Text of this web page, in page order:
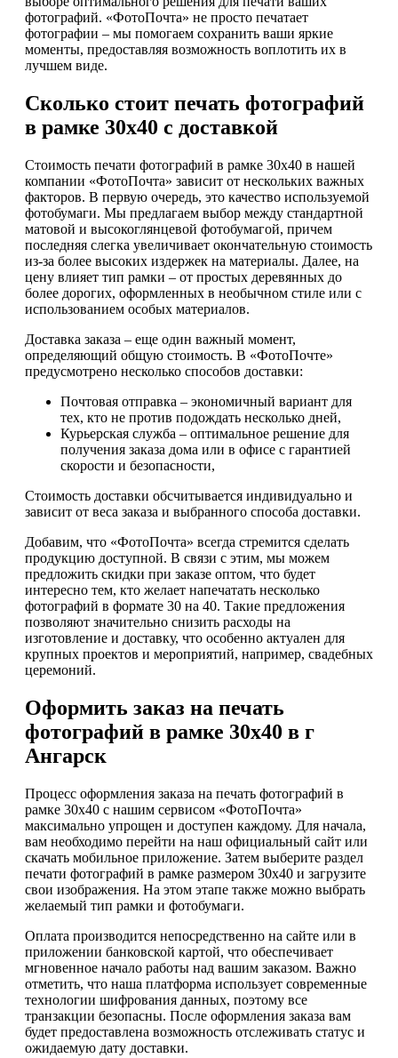
фотографий. «ФотоПочта» не просто печатает
фотографии – мы помогаем сохранить ваши яркие
моменты, предоставляя возможность воплотить их в
лучшем виде.
Сколько стоит печать фотографий
в рамке 30х40 с доставкой
Стоимость печати фотографий в рамке 30х40 в нашей
компании «ФотоПочта» зависит от нескольких важных
факторов. В первую очередь, это качество используемой
фотобумаги. Мы предлагаем выбор между стандартной
матовой и высокоглянцевой фотобумагой, причем
последняя слегка увеличивает окончательную стоимость
из-за более высоких издержек на материалы. Далее, на
цену влияет тип рамки – от простых деревянных до
более дорогих, оформленных в необычном стиле или с
использованием особых материалов.
Доставка заказа – еще один важный момент,
определяющий общую стоимость. В «ФотоПочте»
предусмотрено несколько способов доставки:
Почтовая отправка – экономичный вариант для
тех, кто не против подождать несколько дней,
Курьерская служба – оптимальное решение для
получения заказа дома или в офисе с гарантией
скорости и безопасности,
Стоимость доставки обсчитывается индивидуально и
зависит от веса заказа и выбранного способа доставки.
Добавим, что «ФотоПочта» всегда стремится сделать
продукцию доступной. В связи с этим, мы можем
предложить скидки при заказе оптом, что будет
интересно тем, кто желает напечатать несколько
фотографий в формате 30 на 40. Такие предложения
позволяют значительно снизить расходы на
изготовление и доставку, что особенно актуален для
крупных проектов и мероприятий, например, свадебных
церемоний.
Оформить заказ на печать
фотографий в рамке 30х40 в г
Ангарск
Процесс оформления заказа на печать фотографий в
рамке 30х40 с нашим сервисом «ФотоПочта»
максимально упрощен и доступен каждому. Для начала,
вам необходимо перейти на наш официальный сайт или
скачать мобильное приложение. Затем выберите раздел
печати фотографий в рамке размером 30х40 и загрузите
свои изображения. На этом этапе также можно выбрать
желаемый тип рамки и фотобумаги.
Оплата производится непосредственно на сайте или в
приложении банковской картой, что обеспечивает
мгновенное начало работы над вашим заказом. Важно
отметить, что наша платформа использует современные
технологии шифрования данных, поэтому все
транзакции безопасны. После оформления заказа вам
будет предоставлена возможность отслеживать статус и
ожидаемую дату доставки.